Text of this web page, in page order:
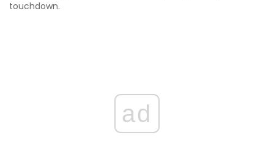
touchdown.
ad